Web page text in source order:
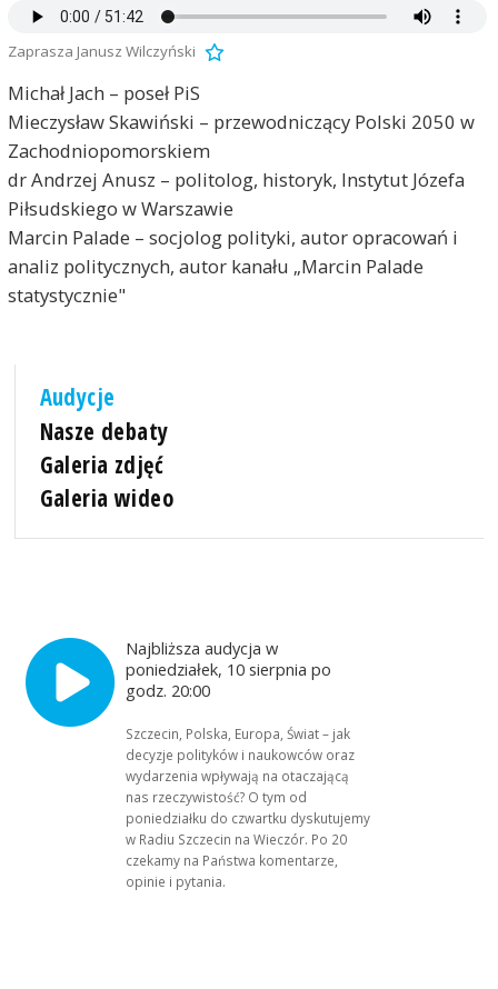
Zaprasza Janusz Wilczyński
Michał Jach – poseł PiS
Mieczysław Skawiński – przewodniczący Polski 2050 w
Zachodniopomorskiem
dr Andrzej Anusz – politolog, historyk, Instytut Józefa
Piłsudskiego w Warszawie
Marcin Palade – socjolog polityki, autor opracowań i
analiz politycznych, autor kanału „Marcin Palade
statystycznie"
Audycje
Nasze debaty
Galeria zdjęć
Galeria wideo
Najbliższa audycja w
poniedziałek, 10 sierpnia po
godz. 20:00
Szczecin, Polska, Europa, Świat – jak
decyzje polityków i naukowców oraz
wydarzenia wpływają na otaczającą
nas rzeczywistość? O tym od
poniedziałku do czwartku dyskutujemy
w Radiu Szczecin na Wieczór. Po 20
czekamy na Państwa komentarze,
opinie i pytania.